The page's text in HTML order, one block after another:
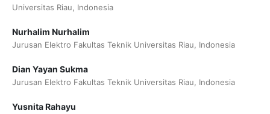
Universitas Riau, Indonesia
Nurhalim Nurhalim
Jurusan Elektro Fakultas Teknik Universitas Riau, Indonesia
Dian Yayan Sukma
Jurusan Elektro Fakultas Teknik Universitas Riau, Indonesia
Yusnita Rahayu